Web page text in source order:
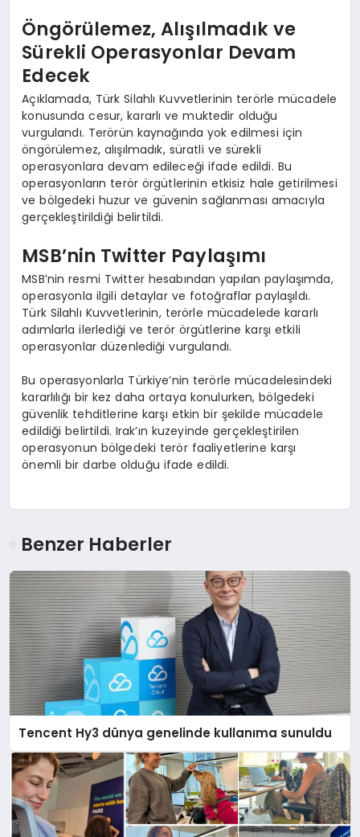
Öngörülemez, Alışılmadık ve
Sürekli Operasyonlar Devam
Edecek
Açıklamada, Türk Silahlı Kuvvetlerinin terörle mücadele
konusunda cesur, kararlı ve muktedir olduğu
vurgulandı. Terörün kaynağında yok edilmesi için
öngörülemez, alışılmadık, süratli ve sürekli
operasyonlara devam edileceği ifade edildi. Bu
operasyonların terör örgütlerinin etkisiz hale getirilmesi
ve bölgedeki huzur ve güvenin sağlanması amacıyla
gerçekleştirildiği belirtildi.
MSB’nin Twitter Paylaşımı
MSB’nin resmi Twitter hesabından yapılan paylaşımda,
operasyonla ilgili detaylar ve fotoğraflar paylaşıldı.
Türk Silahlı Kuvvetlerinin, terörle mücadelede kararlı
adımlarla ilerlediği ve terör örgütlerine karşı etkili
operasyonlar düzenlediği vurgulandı.
Bu operasyonlarla Türkiye’nin terörle mücadelesindeki
kararlılığı bir kez daha ortaya konulurken, bölgedeki
güvenlik tehditlerine karşı etkin bir şekilde mücadele
edildiği belirtildi. Irak’ın kuzeyinde gerçekleştirilen
operasyonun bölgedeki terör faaliyetlerine karşı
önemli bir darbe olduğu ifade edildi.
Benzer Haberler
Tencent Hy3 dünya genelinde kullanıma sunuldu